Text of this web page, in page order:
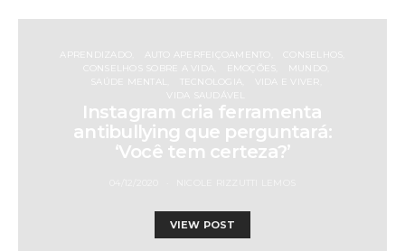
APRENDIZADO AUTO APERFEIÇOAMENTO
CONSELHOS
CONSELHOS SOBRE A VIDA
EMOÇÕES
MUNDO
SAÚDE MENTAL
TECNOLOGIA
VIDA E VIVER
VIDA SAUDÁVEL
Instagram cria ferramenta
antibullying que perguntará:
‘Você tem certeza?’
VIEW POST